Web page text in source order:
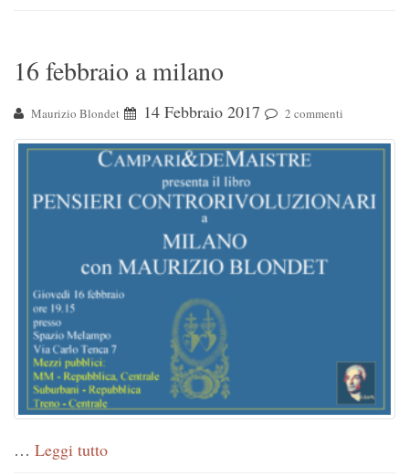
16 febbraio a milano
Maurizio Blondet 14 Febbraio 2017 2 commenti
… Leggi tutto